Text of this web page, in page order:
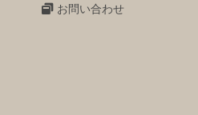
お問い合わせ